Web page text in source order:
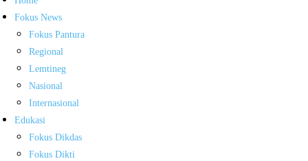
Fokus News
Fokus Pantura
Regional
Lemtineg
Nasional
Internasional
Edukasi
Fokus Dikdas
Fokus Dikti